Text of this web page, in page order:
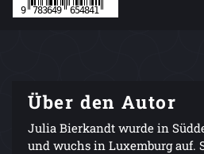
Über den Autor
Julia Bierkandt wurde in
und wuchs in Luxemburg auf.